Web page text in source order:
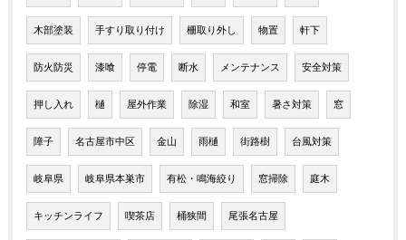
木部塗装 手すり取り付け 柵取り外し 物置 軒下
防火防災 漆喰 停電 断水 メンテナンス 安全対策
押し入れ 樋 屋外作業 除湿 和室 暑さ対策 窓
障子 名古屋市中区 金山 雨樋 街路樹 台風対策
岐阜県 岐阜県本巣市 有松・鳴海絞り 窓掃除 庭木
キッチンライフ 喫茶店 桶狭間 尾張名古屋